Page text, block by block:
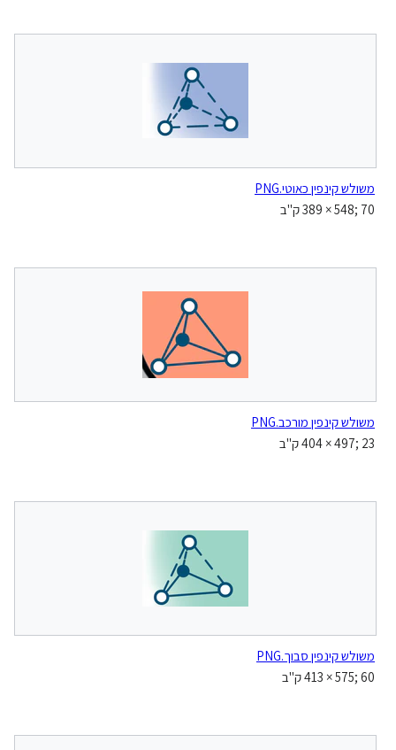
משולש קינפין כאוטי.PNG
‪389 × 548‬; 70 ק"ב
משולש קינפין מורכב.PNG
‪404 × 497‬; 23 ק"ב
משולש קינפין סבוך.PNG
‪413 × 575‬; 60 ק"ב